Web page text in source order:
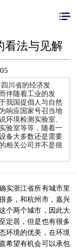
看法与见解
川省的经济发
伴随着工业的发
我国提倡人与自然
响应国家号召当地
环境检测实验室、
验室等等，随着一
备大多数还是需要
相关公司并不是很
实浙江省所有城市里
多，和杭州市，嘉兴
个两个城市，因此大
定居，但是也有很多
环境的优美，在环境
希望有机会可以承包